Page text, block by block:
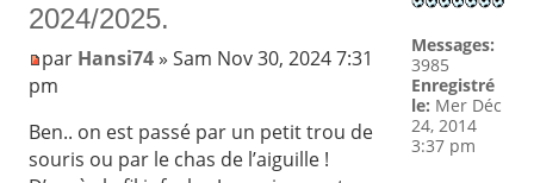
2024/2025.
par Hansi74» Sam Nov 30, 2024 7:31
pm
Ben.. on est passé par un petit trou de
souris ou par le chas de l’aiguille !
Messages:
3985
Enregistré
le: Mer Déc
24, 2014
3:37 pm